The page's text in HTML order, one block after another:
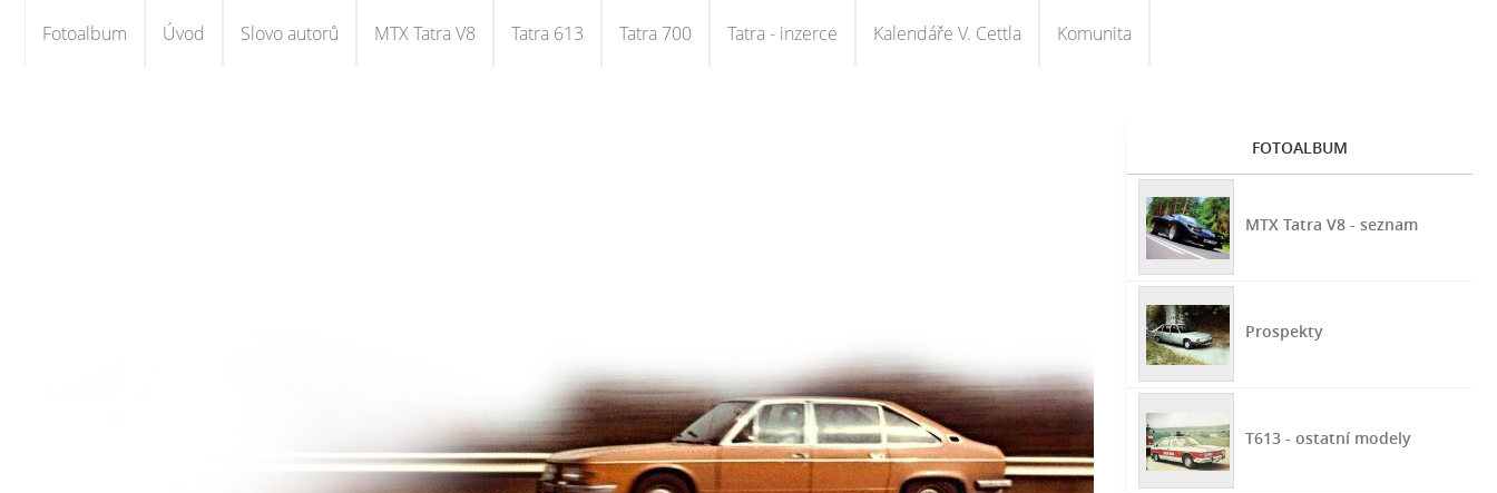
Fotoalbum Úvod Slovo autorů MTX Tatra V8 Tatra 613 Tatra 700 Tatra - inzerce Kalendáře V. Cettla Komunita
FOTOALBUM
MTX Tatra V8 - seznam
Prospekty
T613 - ostatní modely